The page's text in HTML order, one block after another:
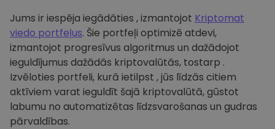
Jums ir iespēja iegādāties , izmantojot Kriptomat
viedo portfeļus. Šie portfeļi optimizē atdevi,
izmantojot progresīvus algoritmus un dažādojot
ieguldījumus dažādās kriptovalūtās, tostarp .
Izvēloties portfeli, kurā ietilpst , jūs līdzās citiem
aktīviem varat ieguldīt šajā kriptovalūtā, gūstot
labumu no automatizētas līdzsvarošanas un gudras
pārvaldības.